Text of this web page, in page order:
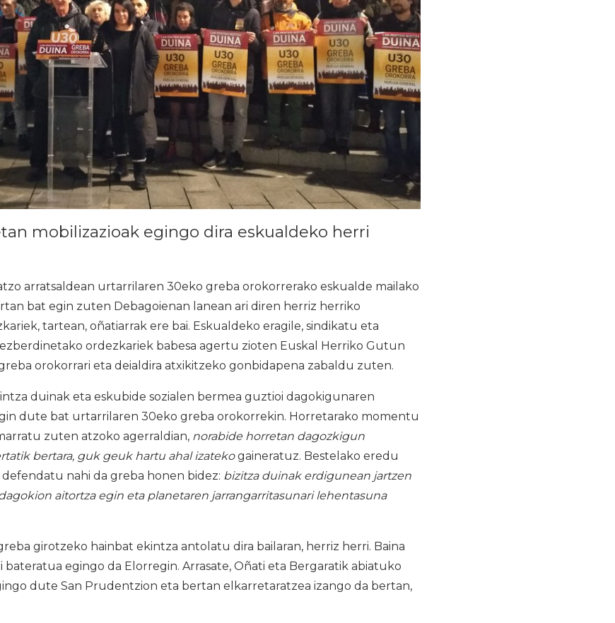
mobilizazioak egingo dira eskualdeko herri
arratsaldean urtarrilaren 30eko greba orokorrerako eskualde mailako
bat egin zuten Debagoienan lanean ari diren herriz herriko
tartean, oñatiarrak ere bai. Eskualdeko eragile, sindikatu eta
ordezkariek babesa agertu zioten Euskal Herriko Gutun
orokorrari eta deialdira atxikitzeko gonbidapena zabaldu zuten.
duinak eta eskubide sozialen bermea guztioi dagokigunaren
dute bat urtarrilaren 30eko greba orokorrekin. Horretarako momentu
zuten atzoko agerraldian, norabide horretan dagozkigun
bertara, guk geuk hartu ahal izatekogaineratuz. Bestelako eredu
nahi da greba honen bidez: bizitza duinak erdigunean jartzen
aitortza egin eta planetaren jarrangarritasunari lehentasuna
girotzeko hainbat ekintza antolatu dira bailaran, herriz herri. Baina
bateratua egingo da Elorregin. Arrasate, Oñati eta Bergaratik abiatuko
dute San Prudentzion eta bertan elkarretaratzea izango da bertan,